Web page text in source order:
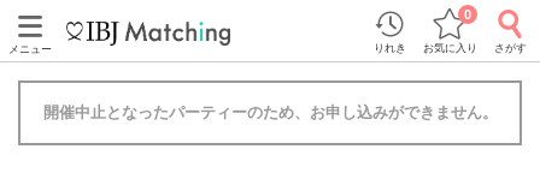
メニュー りれき お気に入り
0
さがす
開催中止となったパーティーのため、お申し込みができません。